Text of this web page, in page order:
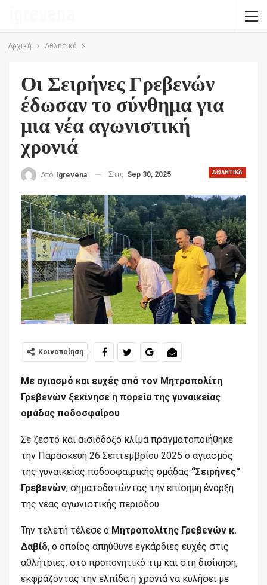
Αρχική Αθλητικά
Οι Σειρήνες Γρεβενών
έδωσαν το σύνθημα για
μια νέα αγωνιστική
χρονιά
ΑΘΛΗΤΙΚΆ
Από Igrevena Στις Sep 30, 2025
Κοινοποίηση
Με αγιασμό και ευχές από τον Μητροπολίτη
Γρεβενών ξεκίνησε η πορεία της γυναικείας
ομάδας ποδοσφαίρου
Σε ζεστό και αισιόδοξο κλίμα πραγματοποιήθηκε
την Παρασκευή 26 Σεπτεμβρίου 2025 ο αγιασμός
της γυναικείας ποδοσφαιρικής ομάδας “Σειρήνες”
Γρεβενών, σηματοδοτώντας την επίσημη έναρξη
της νέας αγωνιστικής περιόδου.
Την τελετή τέλεσε ο Μητροπολίτης Γρεβενών κ.
Δαβίδ, ο οποίος απηύθυνε εγκάρδιες ευχές στις
αθλήτριες, στο προπονητικό τιμ και στη διοίκηση,
εκφράζοντας την ελπίδα η χρονιά να κυλήσει με